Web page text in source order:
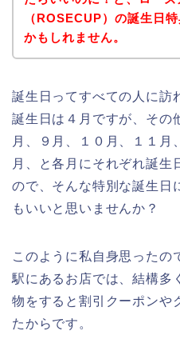
（ROSECUP）の誕生日
かもしれません。
誕生日ってすべての人に訪
誕生日は４月ですが、その
月、９月、１０月、１１月
月、と各月にそれぞれ誕生
ので、そんな特別な誕生日
もいいと思いませんか？
このように私自身思ったの
駅にあるお店では、結構多
物をすると割引クーポンや
たからです。